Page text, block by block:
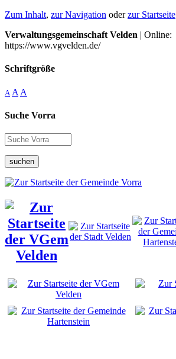
Zum Inhalt, zur Navigation oderzur Startseite
Verwaltungsgemeinschaft Velden | Online:
https://www.vgvelden.de/
Schriftgröße
A A A
Suche Vorra
suchen